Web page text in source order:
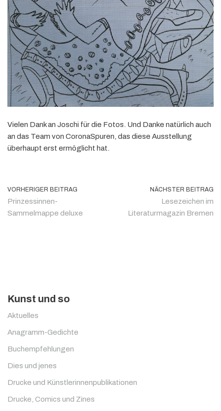
Vielen Dank an Joschi für die Fotos. Und Danke natürlich auch
an das Team von CoronaSpuren, das diese Ausstellung
überhaupt erst ermöglicht hat.
VORHERIGER BEITRAG
Prinzessinnen-
Sammelmappe deluxe
NÄCHSTER BEITRAG
Lesezeichen im
Literaturmagazin Bremen
Kunst und so
Aktuelles
Anagramm-Gedichte
Buchempfehlungen
Dies und jenes
Drucke und Künstlerinnenpublikationen
Drucke, Comics und Zines